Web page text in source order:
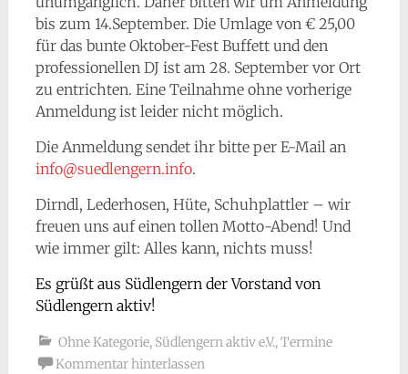
bis zum 14.September. Die Umlage von € 25,00
für das bunte Oktober-Fest Buffett und den
professionellen DJ ist am 28. September vor Ort
zu entrichten. Eine Teilnahme ohne vorherige
Anmeldung ist leider nicht möglich.
Die Anmeldung sendet ihr bitte per E-Mail an
info@suedlengern.info.
Dirndl, Lederhosen, Hüte, Schuhplattler – wir
freuen uns auf einen tollen Motto-Abend! Und
wie immer gilt: Alles kann, nichts muss!
Es grüßt aus Südlengern der Vorstand von
Südlengern aktiv!
Ohne Kategorie, Südlengern aktiv e.V.,Termine
Kommentar hinterlassen